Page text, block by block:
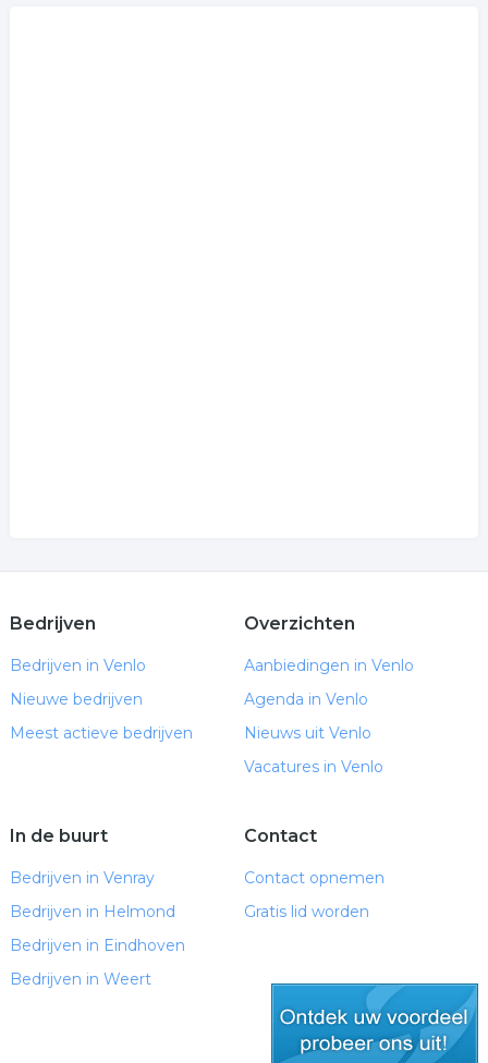
Bedrijven
Bedrijven in Venlo
Nieuwe bedrijven
Meest actieve bedrijven
Overzichten
Aanbiedingen in Venlo
Agenda in Venlo
Nieuws uit Venlo
Vacatures in Venlo
In de buurt
Bedrijven in Venray
Bedrijven in Helmond
Bedrijven in Eindhoven
Bedrijven in Weert
Contact
Contact opnemen
Gratis lid worden